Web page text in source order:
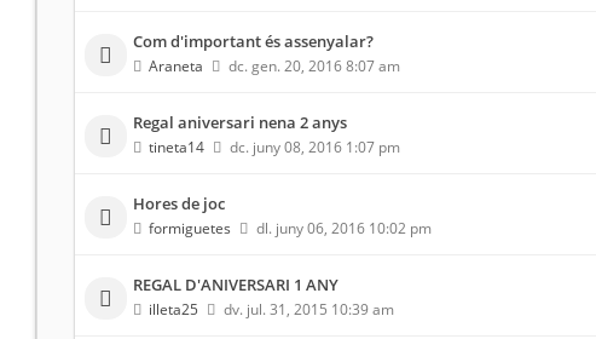
Com d'important és assenyalar?
Araneta dc. gen. 20, 2016 8:07 am
Regal aniversari nena 2 anys
tineta14 dc. juny 08, 2016 1:07 pm
Hores de joc
formiguetes dl. juny 06, 2016 10:02 pm
REGAL D'ANIVERSARI 1 ANY
illeta25 dv. jul. 31, 2015 10:39 am